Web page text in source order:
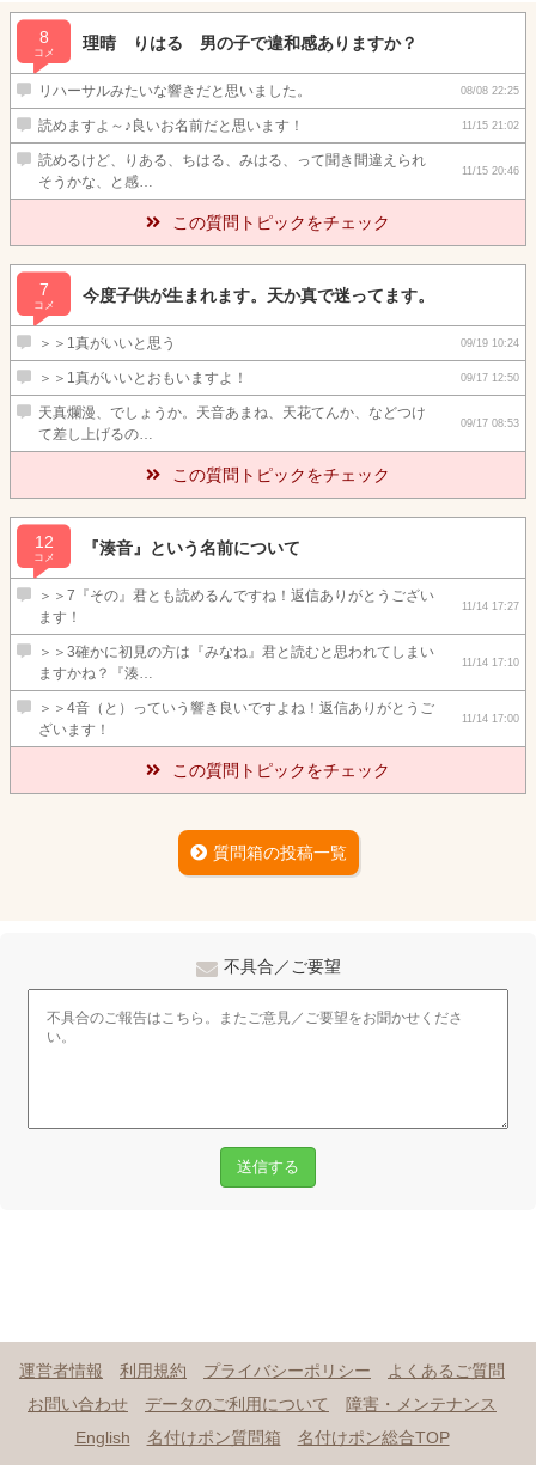
8
コメ
理晴 りはる 男の子で違和感ありますか？
リハーサルみたいな響きだと思いました。 08/08 22:25
読めますよ～♪良いお名前だと思います！ 11/15 21:02
読めるけど、りある、ちはる、みはる、って聞き間違えられ
そうかな、と感…
11/15 20:46
この質問トピックをチェック
7
コメ
今度子供が生まれます。天か真で迷ってます。
＞＞1真がいいと思う 09/19 10:24
＞＞1真がいいとおもいますよ！ 09/17 12:50
天真爛漫、でしょうか。天音あまね、天花てんか、などつけ
て差し上げるの…
09/17 08:53
この質問トピックをチェック
12
コメ
『湊音』という名前について
＞＞7『その』君とも読めるんですね！返信ありがとうござい
ます！
11/14 17:27
＞＞3確かに初見の方は『みなね』君と読むと思われてしまい
ますかね？『湊…
11/14 17:10
＞＞4音（と）っていう響き良いですよね！返信ありがとうご
ざいます！
11/14 17:00
この質問トピックをチェック
質問箱の投稿一覧
不具合／ご要望
送信する
運営者情報 利用規約 プライバシーポリシー
よくあるご質問
お問い合わせ
データのご利用について
障害・メンテナンス
English
名付けポン質問箱 名付けポン総合TOP